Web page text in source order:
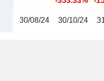
30/08/24 30/10/24